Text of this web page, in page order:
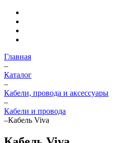
Главная
–
Каталог
–
Кабели, провода и аксессуары
–
Кабели и провода
–Кабель Viva